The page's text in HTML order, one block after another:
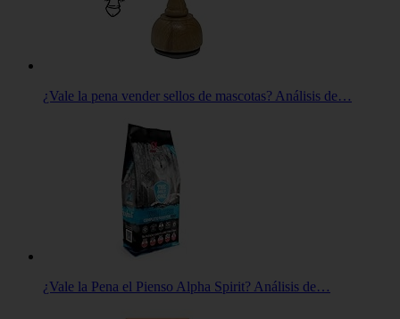
¿Vale la pena vender sellos de mascotas? Análisis de…
¿Vale la Pena el Pienso Alpha Spirit? Análisis de…